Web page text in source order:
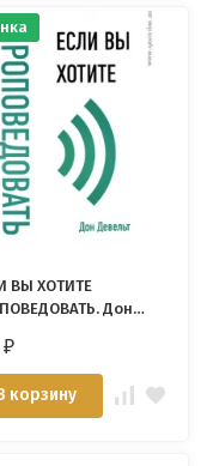
ВЫ ХОТИТЕ
Дон
₽
корзину